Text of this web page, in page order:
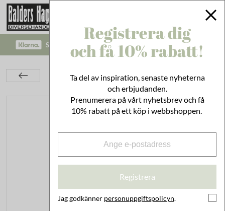
SÄKRA BETALNINGAR MED KLARNA CHECKOUT!
Litet Fat Viola Rosett Blå
Registrera dig
och få 10% rabatt!
Ta del av inspiration, senaste nyheterna
och erbjudanden.
Prenumerera på vårt nyhetsbrev och få
10% rabatt på ett köp i webbshoppen.
Registrera
Jag godkänner personuppgiftspolicyn.